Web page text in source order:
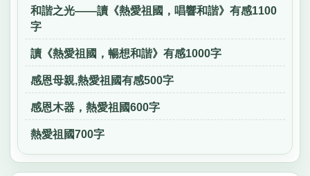
和諧之光——讀《熱愛祖國，唱響和諧》有感1100
字
讀《熱愛祖國，暢想和諧》有感1000字
感恩母親,熱愛祖國有感500字
感恩木器，熱愛祖國600字
熱愛祖國700字